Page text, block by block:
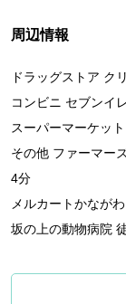
周辺情報
ドラッグストア ク
コンビニ セブンイ
スーパーマーケッ
その他 ファーマー
4分
メルカートかなが
坂の上の動物病院